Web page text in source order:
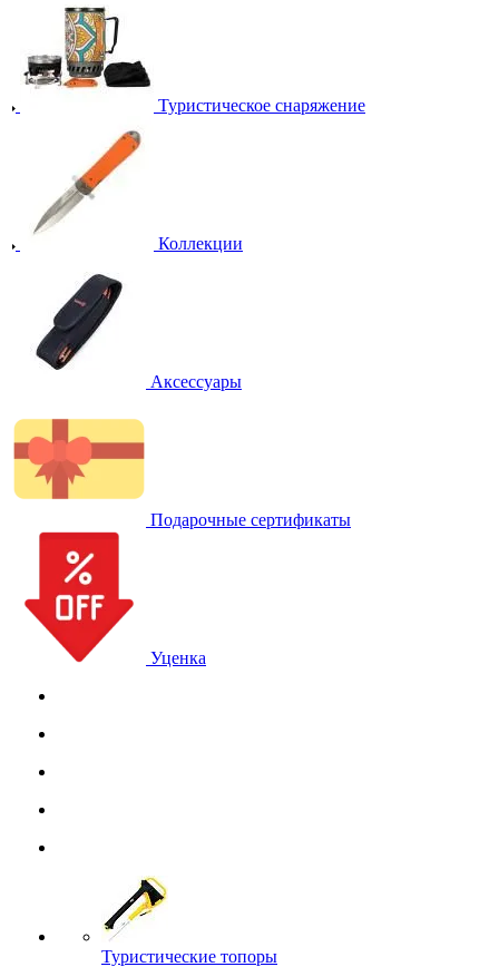
Туристическое снаряжение
Коллекции
Аксессуары
Подарочные сертификаты
Уценка
Туристические топоры